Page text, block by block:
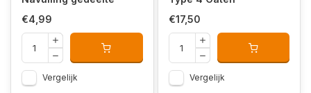
€4,99
Vergelijk
€17,50
Vergelijk